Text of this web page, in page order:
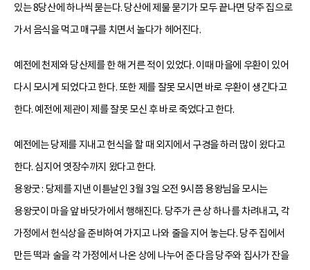
있는 8당산에 하나씩 묻는다. 당산에 제물 묻기가 모두 끝나면 당주 집으로
가서 음식을 먹고 매구를 치면서 놀다가 헤어진다.
예전에 천제와 당산제를 한 해 거른 적이 있었다. 이때 마을에 우환이 있어
다시 모시게 되었다고 한다. 또한 제를 잘못 모시면 바로 우환이 생긴다고
한다. 예전에 제관이 제를 잘못 모신 후 바로 죽었다고 한다.
예전에는 당제를 지내고 헌식을 할 때 외지에서 구경을 하러 많이 왔다고
한다. 심지어 엿장수까지 왔다고 한다.
용왕굿 : 당제를 지낸 이튿날인 3월 3일 오전 9시쯤 용왕님을 모시는
용왕굿이 마을 앞 바닷가에서 행해진다. 당주가 큰 상 하나를 차려내고, 각
가정에서 헌식상을 준비하여 가지고 나와 줄을 지어 놓는다. 당주 집에서
만든 떡과 술을 각 가정에서 나온 상에 나누어 준 다음 당주와 집사가 잔을